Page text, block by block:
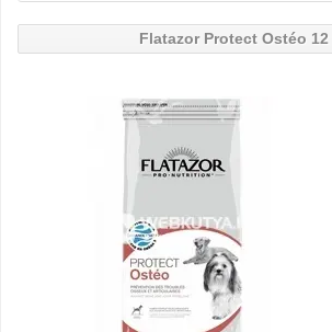
Flatazor Protect Ostéo 12